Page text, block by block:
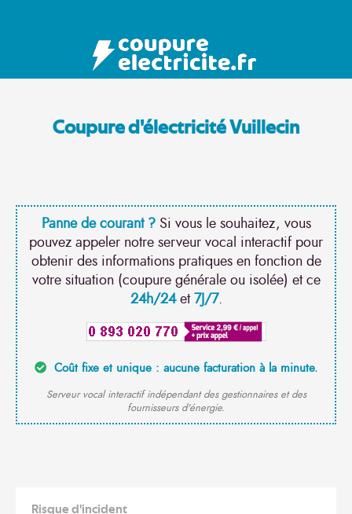
Coupure d'électricité Vuillecin
Panne de courant ?Si vous le souhaitez, vous
pouvez appeler notre serveur vocal interactif pour
obtenir des informations pratiques en fonction de
votre situation (coupure générale ou isolée) et ce
24h/24et7J/7.
Coût fixe et unique : aucune facturation à la minute.
Serveur vocal interactif indépendant des gestionnaires et des
fournisseurs d'énergie.
Risque d'incident